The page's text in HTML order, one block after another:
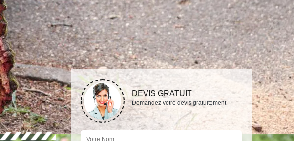
DEVIS GRATUIT
Demandez votre devis gratuitement